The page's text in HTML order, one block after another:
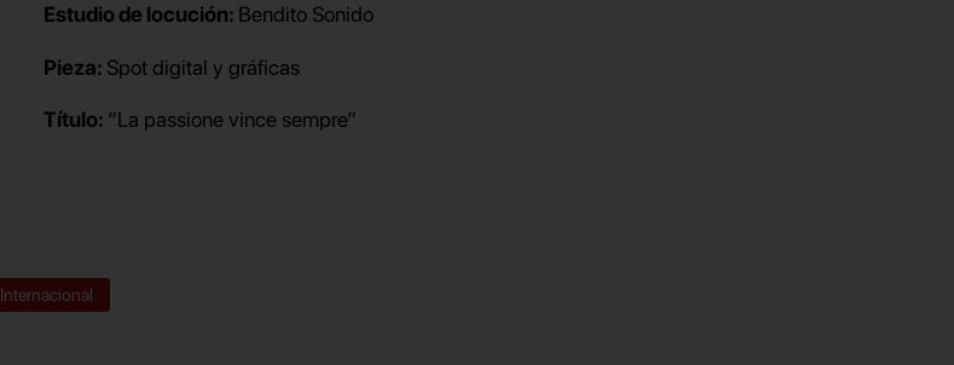
Estudio de locución: Bendito Sonido
Pieza: Spot digital y gráficas
Título: “La passione vince sempre”
Internacional